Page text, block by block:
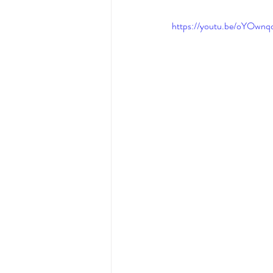
https://youtu.be/